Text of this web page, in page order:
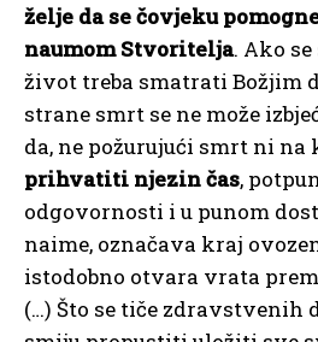
želje da se čovjeku
naumom Stvoritelja. Ako
život treba smatrati Božjim
strane smrt se ne može
da, ne požurujući smrt ni na
prihvatiti njezin čas,
odgovornosti i u punom
naime, označava kraj
istodobno otvara vrata
(…) Što se tiče zdravstvenih